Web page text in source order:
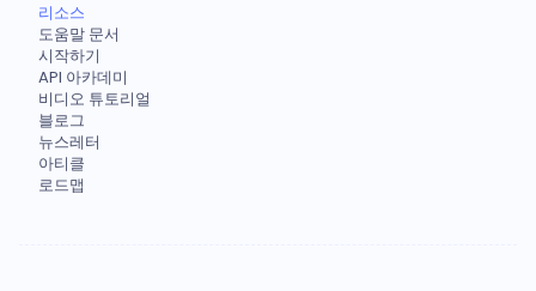
리소스
도움말 문서
시작하기
API 아카데미
비디오 튜토리얼
블로그
뉴스레터
아티클
로드맵